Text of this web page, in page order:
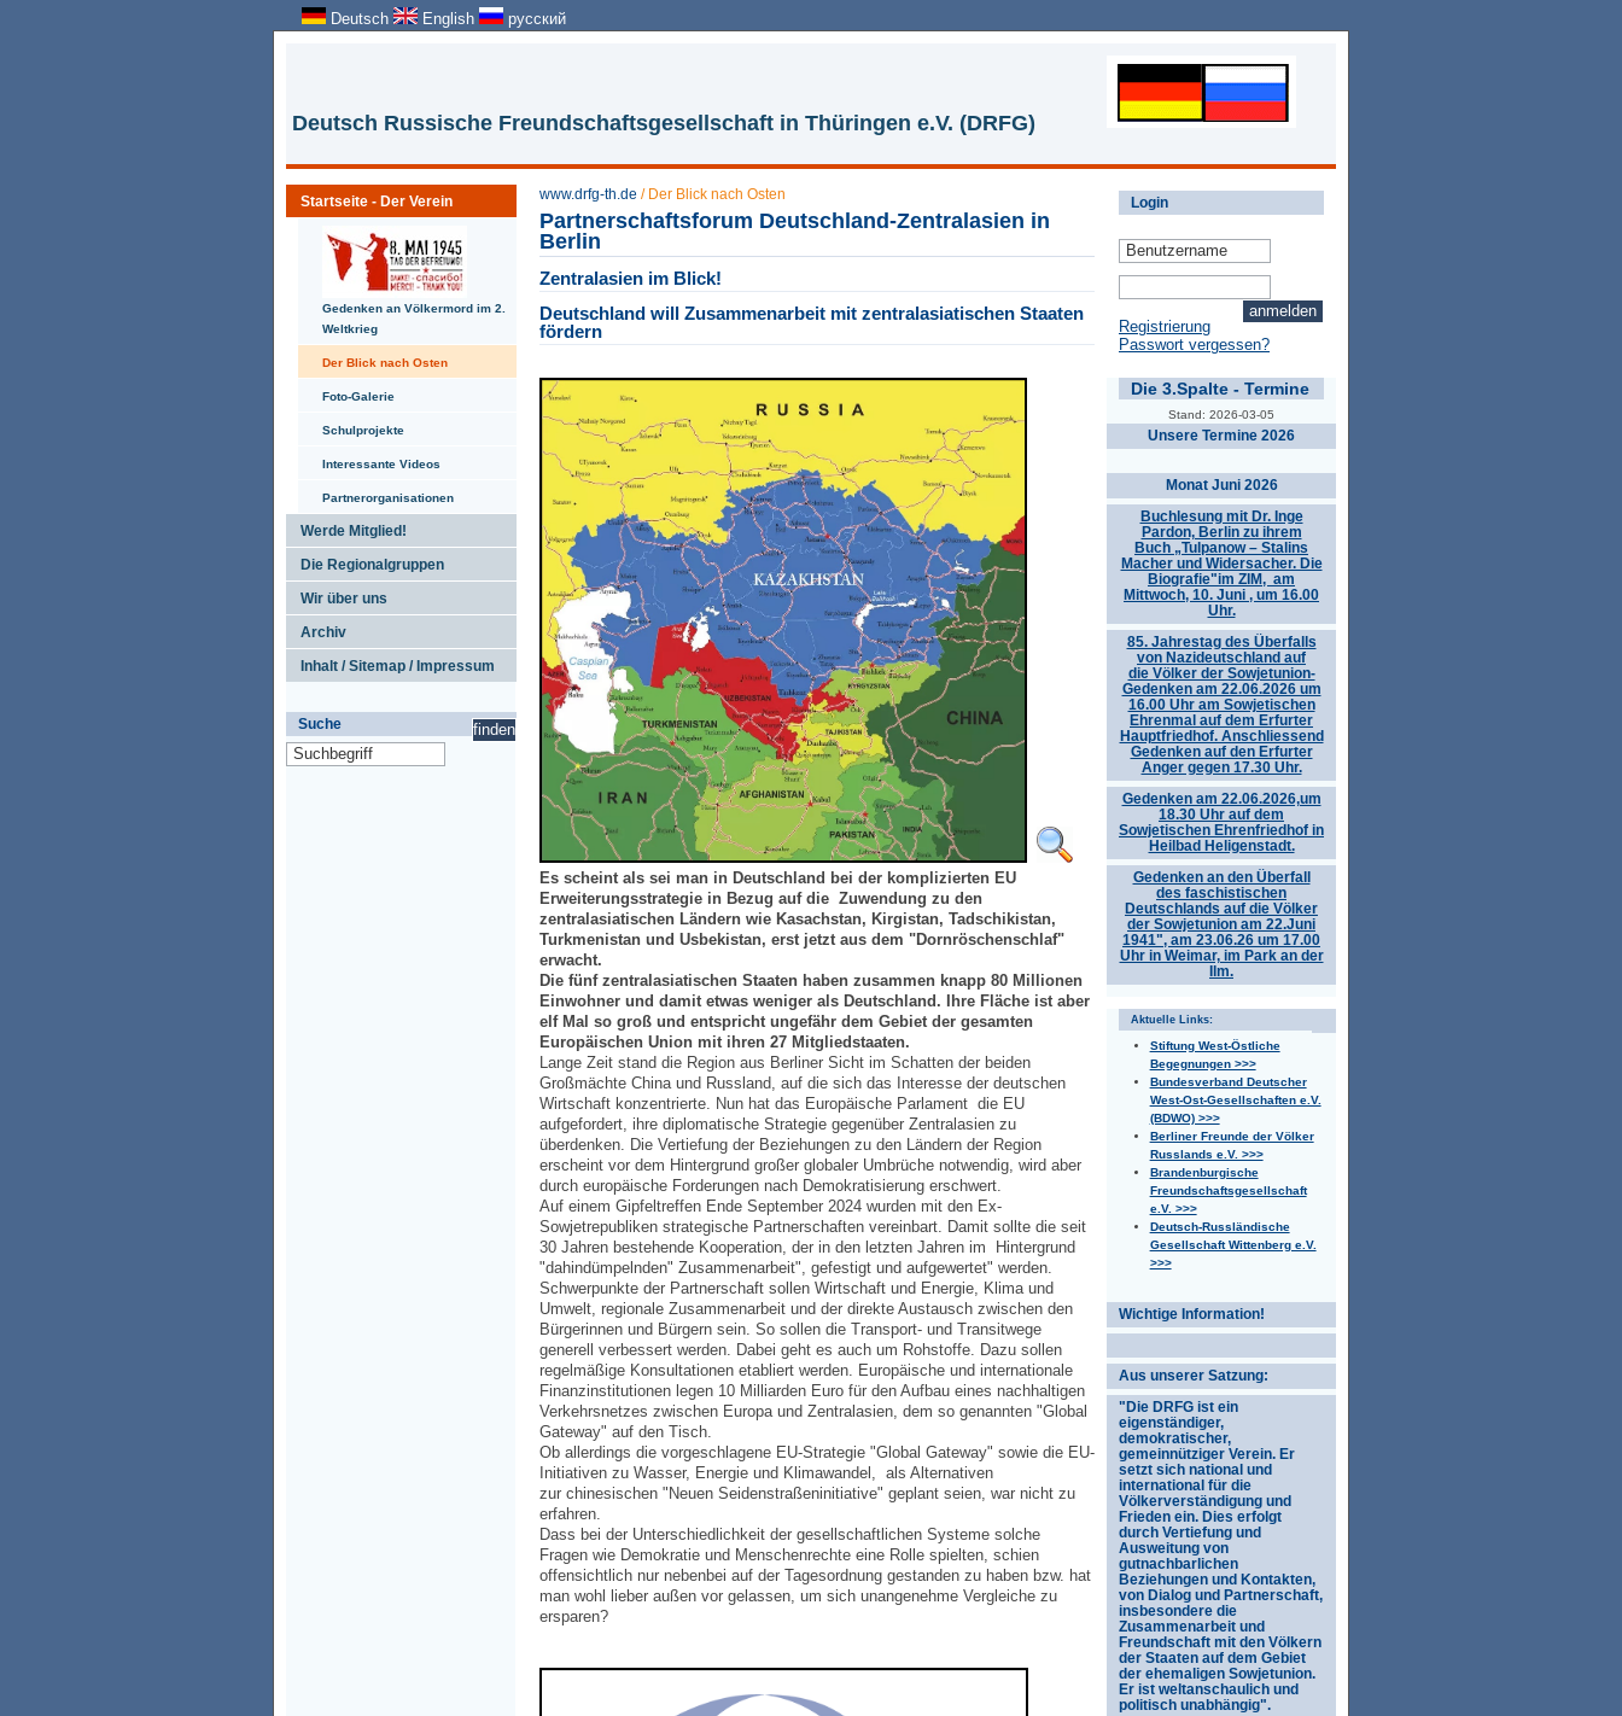
Deutsch English русский
Deutsch Russische Freundschaftsgesellschaft in Thüringen e.V. (DRFG)
Startseite - Der Verein
Gedenken an Völkermord im 2.
Weltkrieg
Der Blick nach Osten
Foto-Galerie
Schulprojekte
Interessante Videos
Partnerorganisationen
Werde Mitglied!
Die Regionalgruppen
Wir über uns
Archiv
Inhalt / Sitemap / Impressum
Suche
Login
Registrierung
Passwort vergessen?
Die 3.Spalte - Termine
Stand: 2026-03-05
Unsere Termine 2026
Monat Juni 2026
Buchlesung mit Dr. Inge
Pardon, Berlin zu ihrem
Buch „Tulpanow – Stalins
Macher und Widersacher. Die
Biografie"im ZIM, am
Mittwoch, 10. Juni , um 16.00
Uhr.
85. Jahrestag des Überfalls
von Nazideutschland auf
die Völker der Sowjetunion-
Gedenken am 22.06.2026 um
16.00 Uhr am Sowjetischen
Ehrenmal auf dem Erfurter
Hauptfriedhof. Anschliessend
Gedenken auf den Erfurter
Anger gegen 17.30 Uhr.
Gedenken am 22.06.2026,um
18.30 Uhr auf dem
Sowjetischen Ehrenfriedhof in
Heilbad Heligenstadt.
Gedenken an den Überfall
des faschistischen
Deutschlands auf die Völker
der Sowjetunion am 22.Juni
1941", am 23.06.26 um 17.00
Uhr in Weimar, im Park an der
Ilm.
Aktuelle Links:
Stiftung West-Östliche
Begegnungen >>>
Bundesverband Deutscher
West-Ost-Gesellschaften e.V.
(BDWO) >>>
Berliner Freunde der Völker
Russlands e.V. >>>
Brandenburgische
Freundschaftsgesellschaft
e.V. >>>
Deutsch-Russländische
Gesellschaft Wittenberg e.V.
>>>
Wichtige Information!
Aus unserer Satzung:
"Die DRFG ist ein
eigenständiger,
demokratischer,
gemeinnütziger Verein. Er
setzt sich national und
international für die
Völkerverständigung und
Frieden ein. Dies erfolgt
durch Vertiefung und
Ausweitung von
gutnachbarlichen
Beziehungen und Kontakten,
von Dialog und Partnerschaft,
insbesondere die
Zusammenarbeit und
Freundschaft mit den Völkern
der Staaten auf dem Gebiet
der ehemaligen Sowjetunion.
Er ist weltanschaulich und
politisch unabhängig".
www.drfg-th.de / Der Blick nach Osten
Partnerschaftsforum Deutschland-Zentralasien in
Berlin
Zentralasien im Blick!
Deutschland will Zusammenarbeit mit zentralasiatischen Staaten
fördern
Es scheint als sei man in Deutschland bei der komplizierten EU
Erweiterungsstrategie in Bezug auf die Zuwendung zu den
zentralasiatischen Ländern wie Kasachstan, Kirgistan, Tadschikistan,
Turkmenistan und Usbekistan, erst jetzt aus dem "Dornröschenschlaf"
erwacht.
Die fünf zentralasiatischen Staaten haben zusammen knapp 80 Millionen
Einwohner und damit etwas weniger als Deutschland. Ihre Fläche ist aber
elf Mal so groß und entspricht ungefähr dem Gebiet der gesamten
Europäischen Union mit ihren 27 Mitgliedstaaten.
Lange Zeit stand die Region aus Berliner Sicht im Schatten der beiden
Großmächte China und Russland, auf die sich das Interesse der deutschen
Wirtschaft konzentrierte. Nun hat das Europäische Parlament die EU
aufgefordert, ihre diplomatische Strategie gegenüber Zentralasien zu
überdenken. Die Vertiefung der Beziehungen zu den Ländern der Region
erscheint vor dem Hintergrund großer globaler Umbrüche notwendig, wird aber
durch europäische Forderungen nach Demokratisierung erschwert.
Auf einem Gipfeltreffen Ende September 2024 wurden mit den Ex-
Sowjetrepubliken strategische Partnerschaften vereinbart. Damit sollte die seit
30 Jahren bestehende Kooperation, der in den letzten Jahren im Hintergrund
"dahindümpelnden" Zusammenarbeit", gefestigt und aufgewertet" werden.
Schwerpunkte der Partnerschaft sollen Wirtschaft und Energie, Klima und
Umwelt, regionale Zusammenarbeit und der direkte Austausch zwischen den
Bürgerinnen und Bürgern sein. So sollen die Transport- und Transitwege
generell verbessert werden. Dabei geht es auch um Rohstoffe. Dazu sollen
regelmäßige Konsultationen etabliert werden. Europäische und internationale
Finanzinstitutionen legen 10 Milliarden Euro für den Aufbau eines nachhaltigen
Verkehrsnetzes zwischen Europa und Zentralasien, dem so genannten "Global
Gateway" auf den Tisch.
Ob allerdings die vorgeschlagene EU-Strategie "Global Gateway" sowie die EU-
Initiativen zu Wasser, Energie und Klimawandel, als Alternativen
zur chinesischen "Neuen Seidenstraßeninitiative" geplant seien, war nicht zu
erfahren.
Dass bei der Unterschiedlichkeit der gesellschaftlichen Systeme solche
Fragen wie Demokratie und Menschenrechte eine Rolle spielten, schien
offensichtlich nur nebenbei auf der Tagesordnung gestanden zu haben bzw. hat
man wohl lieber außen vor gelassen, um sich unangenehme Vergleiche zu
ersparen?